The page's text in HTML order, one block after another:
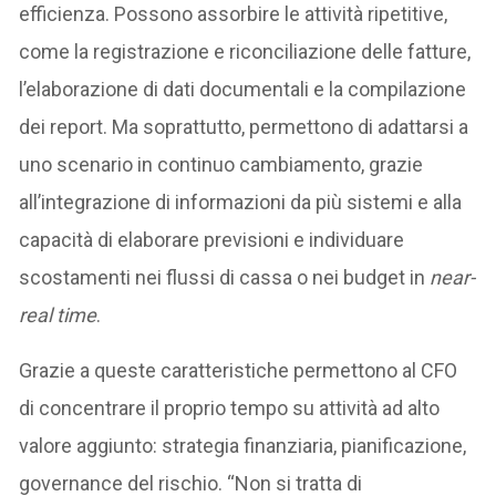
efficienza. Possono assorbire le attività ripetitive,
come la registrazione e riconciliazione delle fatture,
l’elaborazione di dati documentali e la compilazione
dei report. Ma soprattutto, permettono di adattarsi a
uno scenario in continuo cambiamento, grazie
all’integrazione di informazioni da più sistemi e alla
capacità di elaborare previsioni e individuare
scostamenti nei flussi di cassa o nei budget in near-
real time.
Grazie a queste caratteristiche permettono al CFO
di concentrare il proprio tempo su attività ad alto
valore aggiunto: strategia finanziaria, pianificazione,
governance del rischio. “Non si tratta di